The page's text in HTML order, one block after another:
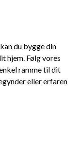
du bygge din
hjem. Følg vores
ramme til dit
eller erfaren